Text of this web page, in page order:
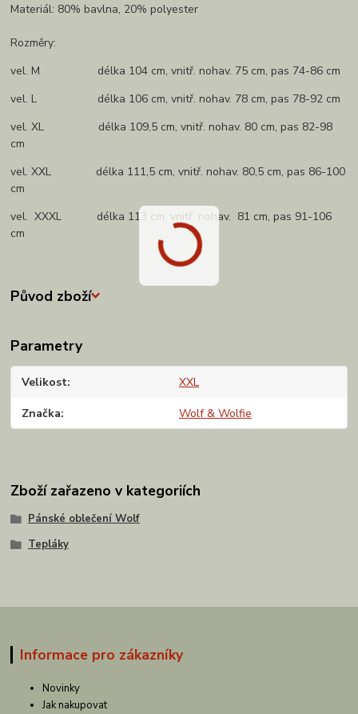
Materiál: 80% bavlna, 20% polyester
Rozměry:
vel. M délka 104 cm, vnitř. nohav. 75 cm, pas 74-86 cm
vel. L délka 106 cm, vnitř. nohav. 78 cm, pas 78-92 cm
vel. XL délka 109,5 cm, vnitř. nohav. 80 cm, pas 82-98
cm
vel. XXL délka 111,5 cm, vnitř. nohav. 80,5 cm, pas 86-100
cm
vel. XXXL délka 113 cm, vnitř. nohav. 81 cm, pas 91-106
cm
Původ zboží
Parametry
Velikost XXL
Značka Wolf & Wolfie
Zboží zařazeno v kategoriích
Pánské oblečení Wolf
Tepláky
Informace pro zákazníky
Novinky
Jak nakupovat